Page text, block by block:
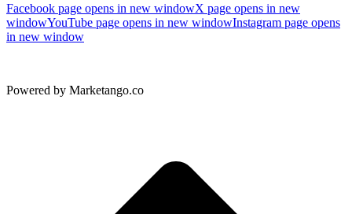
Facebook page opens in new windowX page opens in new
windowYouTube page opens in new windowInstagram page opens
in new window
Powered by Marketango.co